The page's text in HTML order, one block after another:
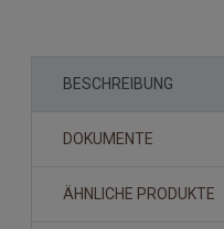
BESCHREIBUNG
DOKUMENTE
ÄHNLICHE PRODUKTE